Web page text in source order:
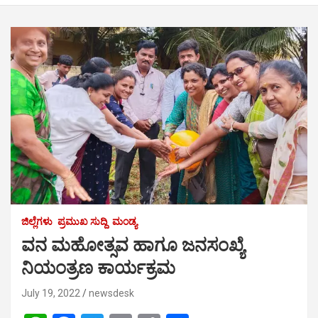
ಜಿಲ್ಲೆಗಳು ಪ್ರಮುಖ ಸುದ್ದಿ ಮಂಡ್ಯ
ವನ ಮಹೋತ್ಸವ ಹಾಗೂ ಜನಸಂಖ್ಯೆ
ನಿಯಂತ್ರಣ ಕಾರ್ಯಕ್ರಮ
July 19, 2022 newsdesk